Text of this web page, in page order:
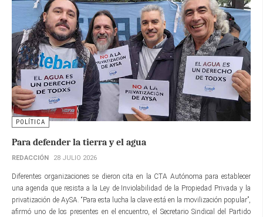
POLÍTICA
Para defender la tierra y el agua
REDACCIÓN 28 JULIO 2026
Diferentes organizaciones se dieron cita en la CTA Autónoma para establecer
una agenda que resista a la Ley de Inviolabilidad de la Propiedad Privada y la
privatización de AySA. “Para esta lucha la clave está en la movilización popular”,
afirmó uno de los presentes en el encuentro, el Secretario Sindical del Partido